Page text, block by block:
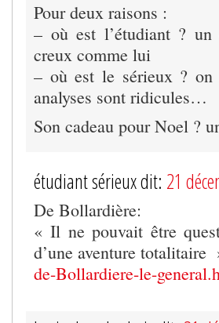
Pour deux raisons :
– où est l’étudiant ?
creux comme lui
– où est le sérieux ?
analyses sont ridicules…
Son cadeau pour Noel ?
étudiant sérieux dit: 21
De Bollardière:
« Il ne pouvait être
d’une aventure totalitaire
de-Bollardiere-le-